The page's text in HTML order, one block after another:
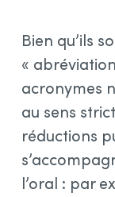
Bien qu’ils
«
acronymes
au sens
réductions
l’oral : par